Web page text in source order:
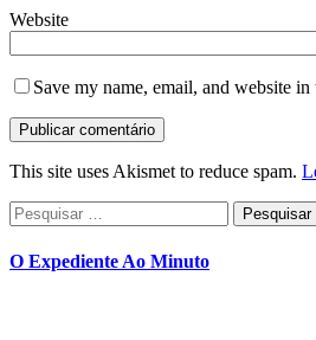
Website
Save my name, email, and website
This site uses Akismet to reduce spam.
Pesquisar
por:
O Expediente Ao Minuto